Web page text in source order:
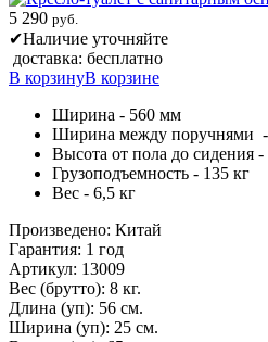
5 290 руб.
✔Наличие уточняйте
доставка: бесплатно
В корзинуВ корзине
Ширина - 560 мм
Ширина между поручнями
Высота от пола до сидения
Грузоподъемность - 135 кг
Вес - 6,5 кг
Произведено: Китай
Гарантия: 1 год
Артикул: 13009
Вес (брутто): 8 кг.
Длина (уп): 56 см.
Ширина (уп): 25 см.